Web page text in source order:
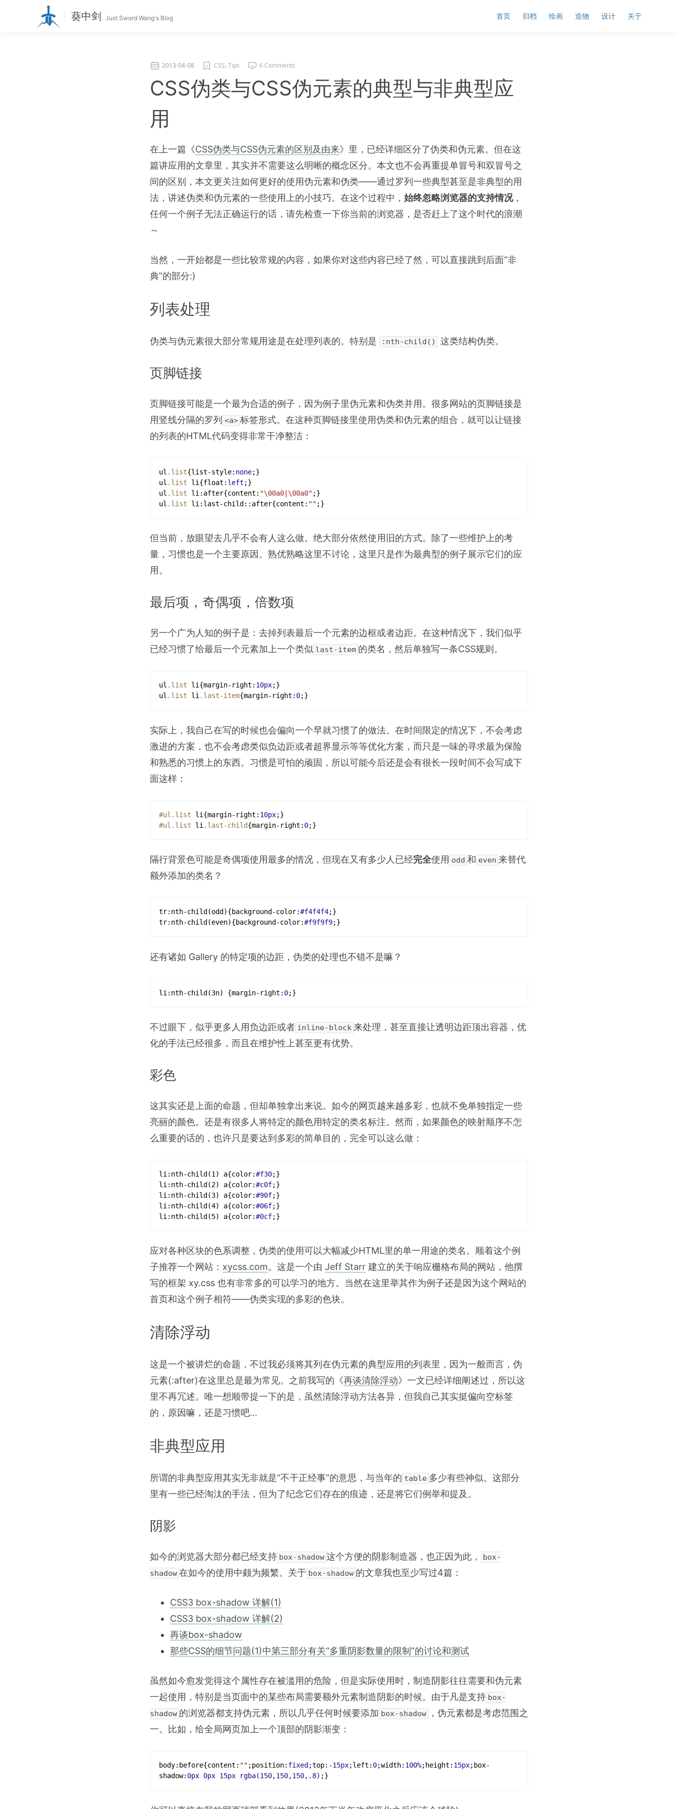
葵中剑 Just Sword Wang's Blog 首页 归档 绘画 造物 设计 关于
2013-04-08 CSS, Tips 6 Comments
CSS伪类与CSS伪元素的典型与非典型应
用
在上一篇《CSS伪类与CSS伪元素的区别及由来》里，已经详细区分了伪类和伪元素。但在这
篇讲应用的文章里，其实并不需要这么明晰的概念区分。本文也不会再重提单冒号和双冒号之
间的区别，本文更关注如何更好的使用伪元素和伪类——通过罗列一些典型甚至是非典型的用
法，讲述伪类和伪元素的一些使用上的小技巧。在这个过程中， 始终忽略浏览器的支持情况，
任何一个例子无法正确运行的话，请先检查一下你当前的浏览器，是否赶上了这个时代的浪潮
～
当然，一开始都是一些比较常规的内容，如果你对这些内容已经了然，可以直接跳到后面“非
典”的部分:)
列表处理
伪类与伪元素很大部分常规用途是在处理列表的。特别是 :nth-child() 这类结构伪类。
页脚链接
页脚链接可能是一个最为合适的例子，因为例子里伪元素和伪类并用。很多网站的页脚链接是
用竖线分隔的罗列 <a> 标签形式。在这种页脚链接里使用伪类和伪元素的组合，就可以让链接
的列表的HTML代码变得非常干净整洁：
ul .list{list-style: none;}
ul .list li {float : left ;}
ul .list li :after{content : "\00a0|\00a0" ;}
ul .list li :last-child ::after{content : "" ;}
但当前，放眼望去几乎不会有人这么做。绝大部分依然使用旧的方式。除了一些维护上的考
量，习惯也是一个主要原因。熟优熟略这里不讨论，这里只是作为最典型的例子展示它们的应
用。
最后项，奇偶项，倍数项
另一个广为人知的例子是：去掉列表最后一个元素的边框或者边距。在这种情况下，我们似乎
已经习惯了给最后一个元素加上一个类似 last-item 的类名，然后单独写一条CSS规则。
ul .list li{margin-right : 10px;}
ul .list li.last-item{margin-right : 0;}
实际上，我自己在写的时候也会偏向一个早就习惯了的做法。在时间限定的情况下，不会考虑
激进的方案，也不会考虑类似负边距或者超界显示等等优化方案，而只是一味的寻求最为保险
和熟悉的习惯上的东西。习惯是可怕的顽固，所以可能今后还是会有很长一段时间不会写成下
面这样：
#ul .list li {margin-right : 10px;}
#ul .list li .last-child{margin-right : 0;}
隔行背景色可能是奇偶项使用最多的情况，但现在又有多少人已经完全使用 odd 和 even 来替代
额外添加的类名？
tr:nth-child(odd){background-color:#f4f4f4;}
tr:nth-child(even){background-color:#f9f9f9;}
还有诸如 Gallery 的特定项的边距，伪类的处理也不错不是嘛？
li :nth-child(3n) {margin-right : 0;}
不过眼下，似乎更多人用负边距或者 inline-block 来处理，甚至直接让透明边距顶出容器，优
化的手法已经很多，而且在维护性上甚至更有优势。
彩色
这其实还是上面的命题，但却单独拿出来说。如今的网页越来越多彩，也就不免单独指定一些
亮丽的颜色。还是有很多人将特定的颜色用特定的类名标注。然而，如果颜色的映射顺序不怎
么重要的话的，也许只是要达到多彩的简单目的，完全可以这么做：
li :nth-child(1) a{color:#f30;}
li :nth-child(2) a{color:#c0f;}
li :nth-child(3) a{color:#90f;}
li :nth-child(4) a{color:#06f;}
li :nth-child(5) a{color:#0cf;}
应对各种区块的色系调整，伪类的使用可以大幅减少HTML里的单一用途的类名。顺着这个例
子推荐一个网站： xycss.com。这是一个由 Jeff Starr 建立的关于响应栅格布局的网站，他撰
写的框架 xy.css 也有非常多的可以学习的地方。当然在这里举其作为例子还是因为这个网站的
首页和这个例子相符——伪类实现的多彩的色块。
清除浮动
这是一个被讲烂的命题，不过我必须将其列在伪元素的典型应用的列表里，因为一般而言，伪
元素(:after)在这里总是最为常见。之前我写的《再谈清除浮动》一文已经详细阐述过，所以这
里不再冗述。唯一想顺带提一下的是，虽然清除浮动方法各异，但我自己其实挺偏向空标签
的，原因嘛，还是习惯吧...
非典型应用
所谓的非典型应用其实无非就是“不干正经事”的意思，与当年的 table 多少有些神似。这部分
里有一些已经淘汰的手法，但为了纪念它们存在的痕迹，还是将它们例举和提及。
阴影
如今的浏览器大部分都已经支持 box-shadow 这个方便的阴影制造器，也正因为此，
box-
shadow 在如今的使用中颇为频繁。关于 box-shadow 的文章我也至少写过4篇：
CSS3 box-shadow 详解(1)
CSS3 box-shadow 详解(2)
再谈box-shadow
那些CSS的细节问题(1)中第三部分有关“多重阴影数量的限制”的讨论和测试
虽然如今愈发觉得这个属性存在被滥用的危险，但是实际使用时，制造阴影往往需要和伪元素
一起使用，特别是当页面中的某些布局需要额外元素制造阴影的时候。由于凡是支持 box-
shadow 的浏览器都支持伪元素，所以几乎任何时候要添加 box-shadow
，伪元素都是考虑范围之
一。比如，给全局网页加上一个顶部的阴影渐变：
body:before{content : "" ;position: fixed ;top: -15px;left : 0;width: 100%; height : 15px; box-
shadow: 0px 0px 15px rgba(150,150,150,. 8) ;}